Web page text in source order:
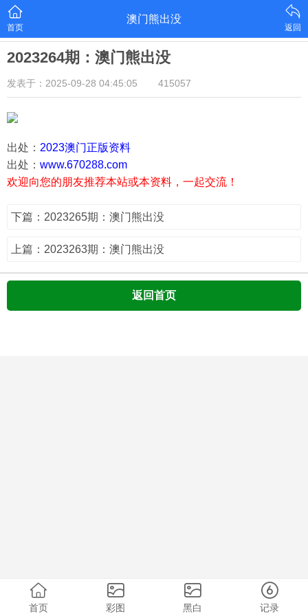
首页
澳门熊出没
返回
2023264期：澳门熊出没
发表于：2025-09-28 04:45:05 415057
出处： 2023澳门正版资料
出处： www.670288.com
欢迎向您的朋友推荐本站或本资料，一起交流！
下篇：2023265期：澳门熊出没
上篇：2023263期：澳门熊出没
返回首页
首页 彩图 黑白 记录